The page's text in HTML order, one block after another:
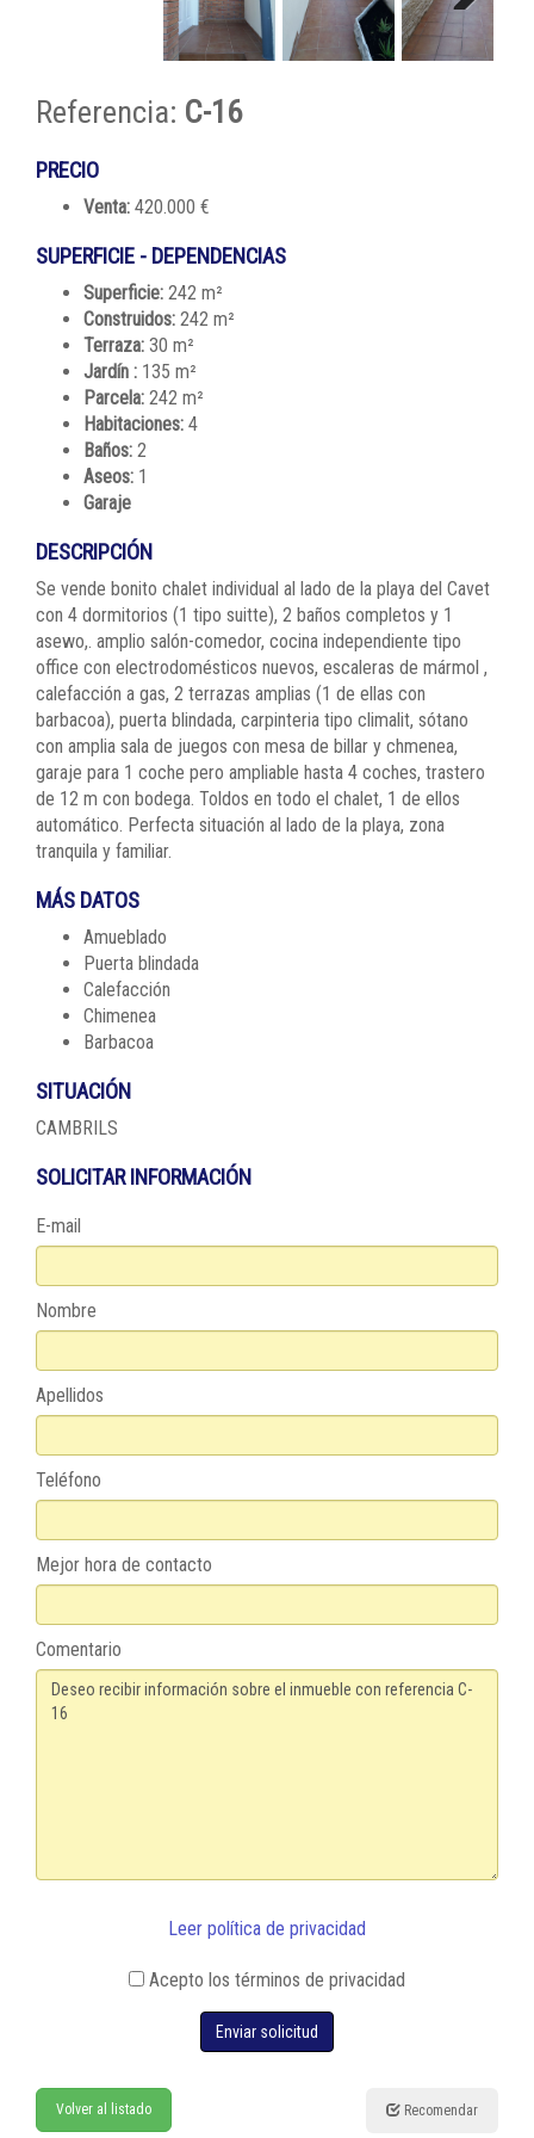
Next
Referencia: C-16
PRECIO
Venta: 420.000 €
SUPERFICIE - DEPENDENCIAS
Superficie: 242 m²
Construidos: 242 m²
Terraza: 30 m²
Jardín : 135 m²
Parcela: 242 m²
Habitaciones: 4
Baños: 2
Aseos: 1
Garaje
DESCRIPCIÓN
Se vende bonito chalet individual al lado de la playa del Cavet
con 4 dormitorios (1 tipo suitte), 2 baños completos y 1
asewo,. amplio salón-comedor, cocina independiente tipo
office con electrodomésticos nuevos, escaleras de mármol ,
calefacción a gas, 2 terrazas amplias (1 de ellas con
barbacoa), puerta blindada, carpinteria tipo climalit, sótano
con amplia sala de juegos con mesa de billar y chmenea,
garaje para 1 coche pero ampliable hasta 4 coches, trastero
de 12 m con bodega. Toldos en todo el chalet, 1 de ellos
automático. Perfecta situación al lado de la playa, zona
tranquila y familiar.
MÁS DATOS
Amueblado
Puerta blindada
Calefacción
Chimenea
Barbacoa
SITUACIÓN
CAMBRILS
SOLICITAR INFORMACIÓN
E-mail
Nombre
Apellidos
Teléfono
Mejor hora de contacto
Comentario
Leer política de privacidad
Acepto los términos de privacidad
Enviar solicitud
Volver al listado Recomendar